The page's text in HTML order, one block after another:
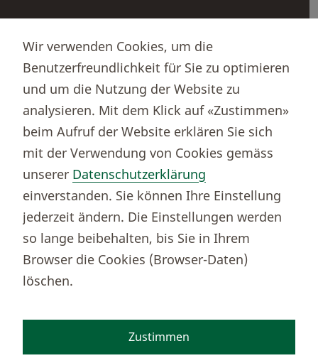
Börsenportal Yourmoney
Thurgauer Kantonalbank
Bankenclearingnr.
784
BIC (SWIFT)
KBTGCH22
Weitere TKB Nummern
Rechtliche Hinweise
Barrierefreiheit
Cookie-Einstellungen
FacebookInstagram
TikTokYoutube
Wir verwenden Cookies, um die
Benutzerfreundlichkeit für Sie zu optimieren
und um die Nutzung der Website zu
analysieren. Mit dem Klick auf «Zustimmen»
beim Aufruf der Website erklären Sie sich
mit der Verwendung von Cookies gemäss
unserer Datenschutzerklärung
einverstanden. Sie können Ihre Einstellung
jederzeit ändern. Die Einstellungen werden
so lange beibehalten, bis Sie in Ihrem
Browser die Cookies (Browser-Daten)
löschen.
Zustimmen